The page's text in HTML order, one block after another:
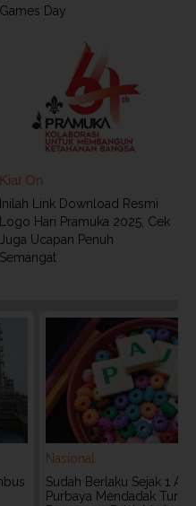
Games Day
Kiat On
Inilah Link Download Resmi
Logo Hari Pramuka 2025, Cek
Juga Ucapan Penuh
Semangat
Nasional
Sudah Berlaku Sejak 1
Purbaya Mendadak Tunda